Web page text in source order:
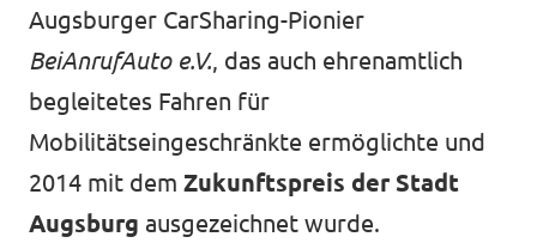
Augsburger CarSharing-Pionier
BeiAnrufAuto e.V., das auch ehrenamtlich
begleitetes Fahren für
Mobilitätseingeschränkte ermöglichte und
2014 mit dem Zukunftspreis der Stadt
Augsburg ausgezeichnet wurde.